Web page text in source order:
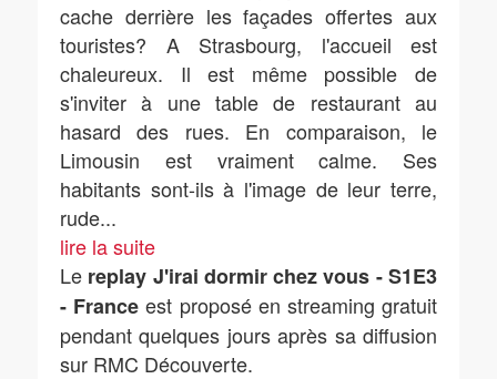
cache derrière les façades offertes aux
touristes? A Strasbourg, l'accueil est
chaleureux. Il est même possible de
s'inviter à une table de restaurant au
hasard des rues. En comparaison, le
Limousin est vraiment calme. Ses
habitants sont-ils à l'image de leur terre,
rude...
lire la suite
Le replay J'irai dormir chez vous - S1E3
- France est proposé en streaming gratuit
pendant quelques jours après sa diffusion
sur RMC Découverte.